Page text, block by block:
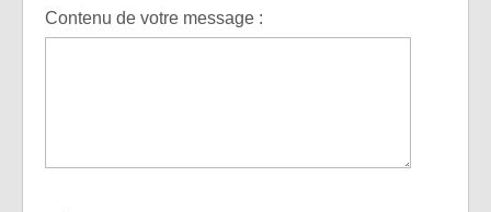
Contenu de votre message :